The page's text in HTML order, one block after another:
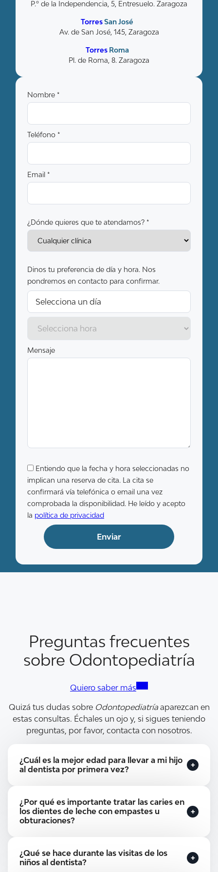
P.º de la Independencia, 5, Entresuelo. Zaragoza
TorresSan José
Av. de San José, 145, Zaragoza
Torres Roma
Pl. de Roma, 8. Zaragoza
Nombre *
Teléfono *
Email *
¿Dónde quieres que te atendamos? *
Dinos tu preferencia de día y hora. Nos
pondremos en contacto para confirmar.
Mensaje
Entiendo que la fecha y hora seleccionadas no
implican una reserva de cita. La cita se
confirmará vía telefónica o email una vez
comprobada la disponibilidad. He leído y acepto
la política de privacidad
Preguntas frecuentes
sobre Odontopediatría
Quiero saber más
Quizá tus dudas sobre Odontopediatríaaparezcan en
estas consultas. Échales un ojo y, si sigues teniendo
preguntas, por favor, contacta con nosotros.
¿Cuál es la mejor edad para llevar a mi hijo
al dentista por primera vez?
Antes, la recomendación de los odontólogos es
que se visitara al dentista por primera vez
cuando ya hubieran salido todos los dientes de
cumplirlos.
¿Por qué es importante tratar las caries en
los dientes de leche con empastes u
obturaciones?
Mucha gente piensa que, si existe alguna caries
en un diente de leche, como al final es una
¿Qué se hace durante las visitas de los
niños al dentista?